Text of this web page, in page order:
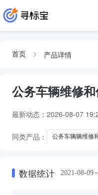
首页 产品详情
公务车辆维修
最新动态： 2026-08-07
同类产品： 公务车辆辆维修
数据统计 2021-08-09